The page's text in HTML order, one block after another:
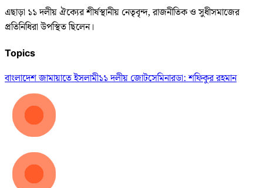
এছাড়া ১১ দলীয় ঐক্যের শীর্ষস্থানীয় নেতৃবৃন্দ, রাজনীতিক ও সুধীসমাজের
প্রতিনিধিরা উপস্থিত ছিলেন।
Topics
বাংলাদেশ জামায়াতে ইসলামী১১ দলীয় জোটসেমিনারডা: শফিকুর রহমান